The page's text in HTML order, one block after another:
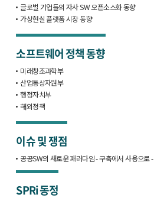
글로벌 기업들의 자사 SW 오픈소스화 동향
가상현실 플랫폼 시장 동향
소프트웨어 정책 동향
미래창조과학부
산업통상자원부
행정자치부
해외정책
이슈 및 쟁점
공공SW의 새로운 패러다임 - 구축에서 사용으로 -
SPRi 동정